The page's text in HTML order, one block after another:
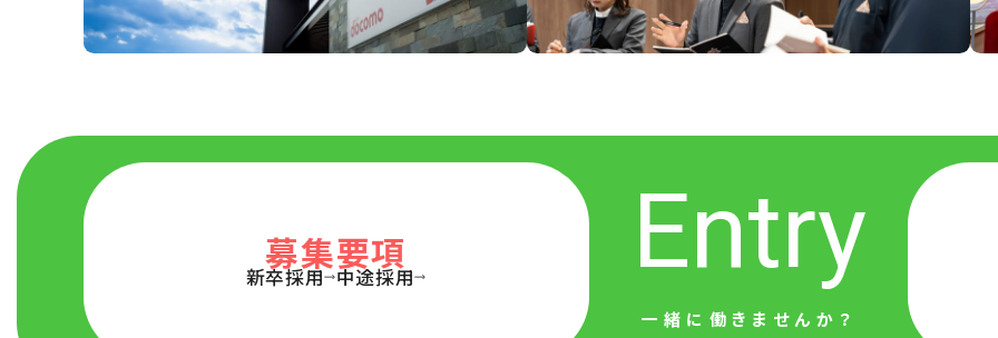
Entry
一緒に働きませんか？
募集要項
新卒採用 中途採用